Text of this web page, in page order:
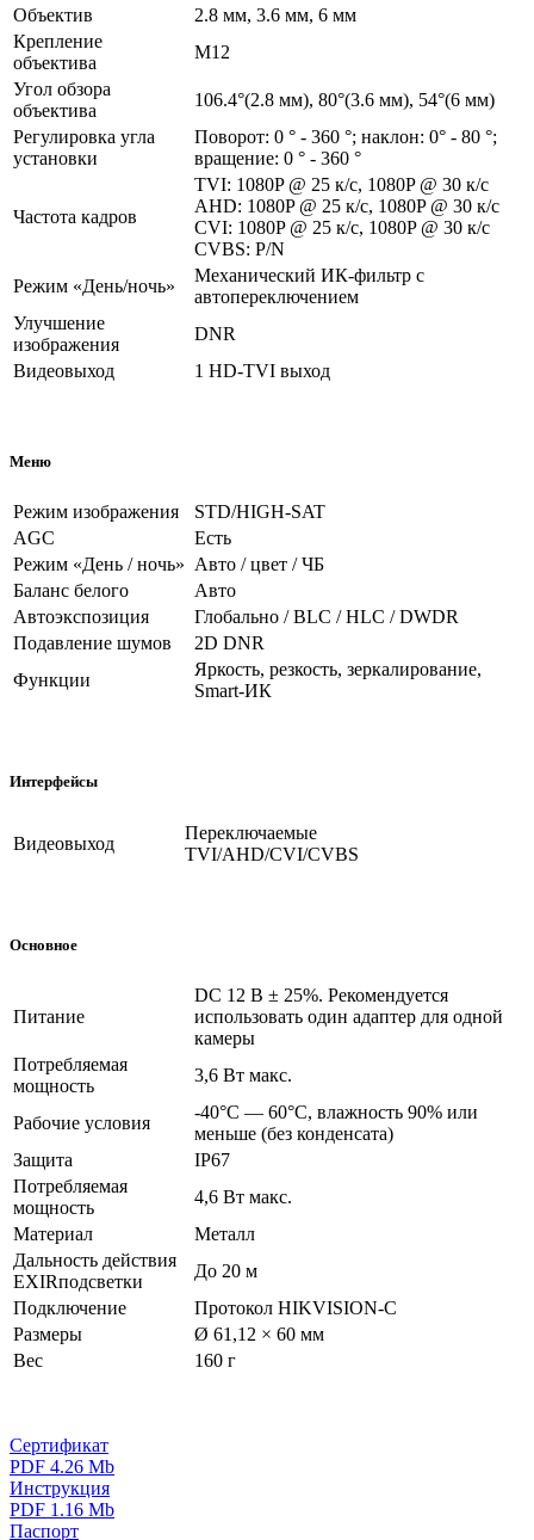
Объектив
2.8 мм, 3.6 мм, 6 мм
Крепление
объектива
М12
Угол обзора
объектива
106.4°(2.8 мм), 80°(3.6 мм), 54°(6 мм)
Регулировка угла
установки
Поворот: 0 ° - 360 °; наклон: 0° - 80 °;
вращение: 0 ° - 360 °
Частота кадров
TVI: 1080P @ 25 к/с, 1080P @ 30 к/с
AHD: 1080P @ 25 к/с, 1080P @ 30 к/с
CVI: 1080P @ 25 к/с, 1080P @ 30 к/с
CVBS: P/N
Режим «День/ночь»
Механический ИК-фильтр с
автопереключением
Улучшение
изображения
DNR
Видеовыход
1 HD-TVI выход
Меню
Режим изображения
STD/HIGH-SAT
AGC
Есть
Режим «День / ночь» Авто / цвет / ЧБ
Баланс белого
Авто
Автоэкспозиция
Глобально / BLC / HLC / DWDR
Подавление шумов
2D DNR
Функции
Яркость, резкость, зеркалирование,
Smart-ИК
Интерфейсы
Видеовыход
Переключаемые
TVI/AHD/CVI/CVBS
Основное
Питание
DC 12 В ± 25%. Рекомендуется
использовать один адаптер для одной
камеры
Потребляемая
мощность
3,6 Вт макс.
Рабочие условия
-40°С — 60°С, влажность 90% или
меньше (без конденсата)
Защита
IP67
Потребляемая
мощность
4,6 Вт макс.
Материал
Металл
Дальность действия
EXIRподсветки
До 20 м
Подключение
Протокол HIKVISION-C
Размеры
Ø 61,12 × 60 мм
Вес
160 г
Сертификат
PDF 4.26 Mb
Инструкция
PDF 1.16 Mb
Паспорт